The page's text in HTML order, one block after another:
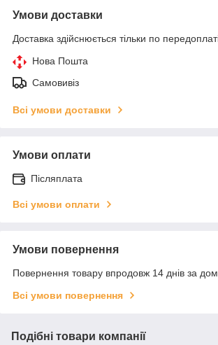
Умови доставки
Доставка здійснюється тільки по
Нова Пошта
Самовивіз
Всі умови доставки
Умови оплати
Післяплата
Всі умови оплати
Умови повернення
Повернення товару впродовж 14 днів за
Всі умови повернення
Подібні товари компанії